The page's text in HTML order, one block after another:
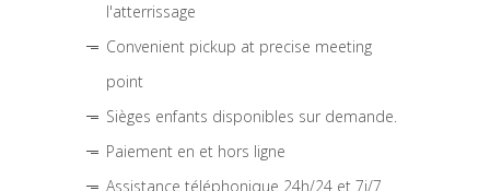
l'atterrissage
Convenient pickup at precise meeting
point
Sièges enfants disponibles sur demande.
Paiement en et hors ligne
Assistance téléphonique 24h/24 et 7j/7